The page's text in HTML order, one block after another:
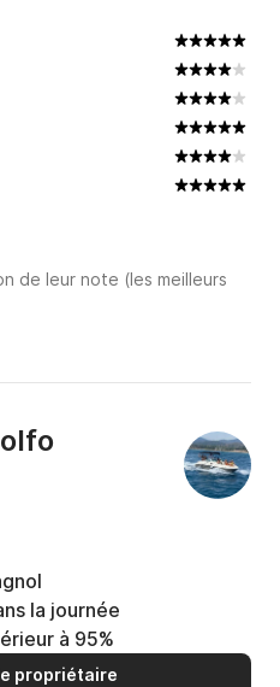
de leur note (les meilleurs
la journée
à 95%
propriétaire